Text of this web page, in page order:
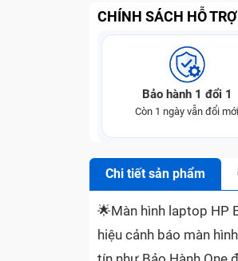
CHÍNH SÁCH HỖ TRỢ
Bảo hành 1 đổi 1
Còn 1 ngày vẫn đổi mới
Chi tiết sản phẩm
🌟Màn hình laptop HP
hiệu cảnh báo màn